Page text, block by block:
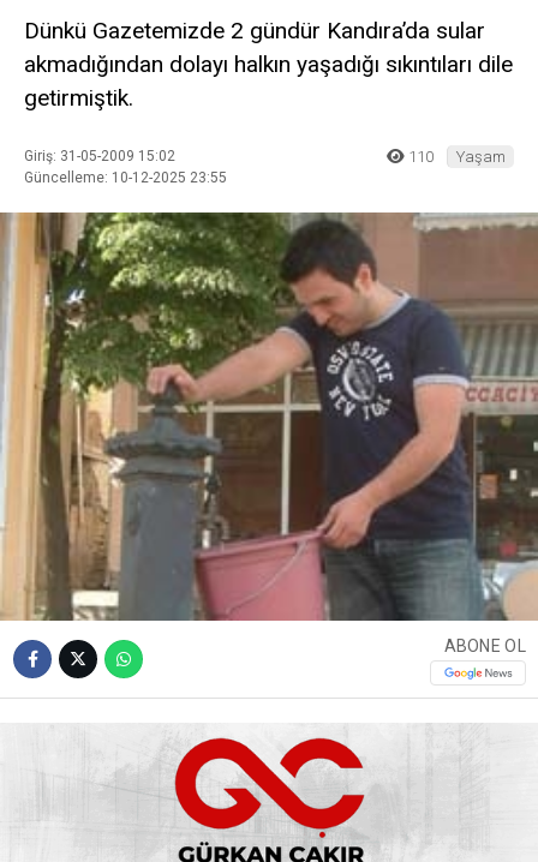
Dünkü Gazetemizde 2 gündür Kandıra’da sular
akmadığından dolayı halkın yaşadığı sıkıntıları dile
getirmiştik.
Giriş: 31-05-2009 15:02
Güncelleme: 10-12-2025 23:55
110 Yaşam
ABONE OL